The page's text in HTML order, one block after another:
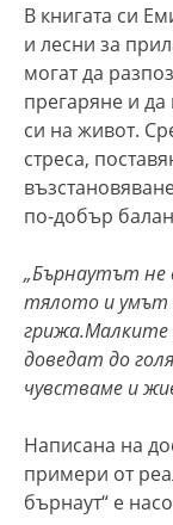
В книгата си
и лесни за
могат да
прегаряне и
си на живот.
стреса,
по-добър
„Бърнаутът не
тялото и умът
грижа.Малките
доведат до
чувстваме и
Написана на
примери от
бърнаут“ е